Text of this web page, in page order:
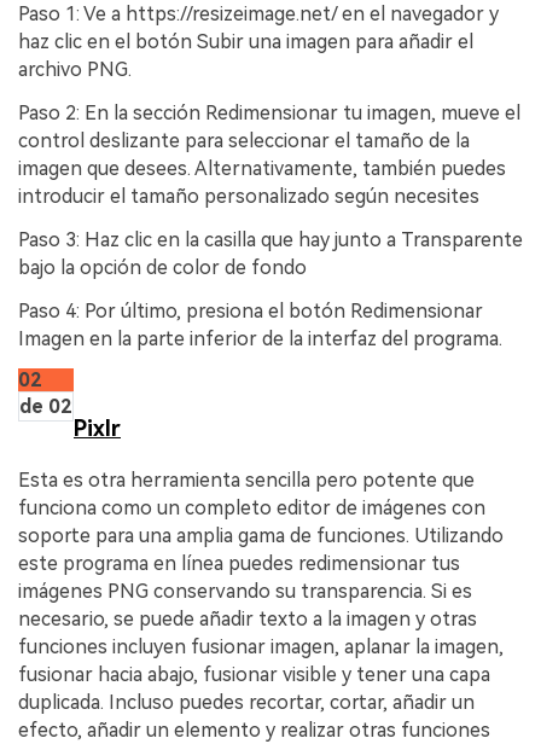
Paso 1: Ve a https://resizeimage.net/ en el navegador y
haz clic en el botón Subir una imagen para añadir el
archivo PNG.
Paso 2: En la sección Redimensionar tu imagen, mueve el
control deslizante para seleccionar el tamaño de la
imagen que desees. Alternativamente, también puedes
introducir el tamaño personalizado según necesites
Paso 3: Haz clic en la casilla que hay junto a Transparente
bajo la opción de color de fondo
Paso 4: Por último, presiona el botón Redimensionar
Imagen en la parte inferior de la interfaz del programa.
02
de 02
Pixlr
Esta es otra herramienta sencilla pero potente que
funciona como un completo editor de imágenes con
soporte para una amplia gama de funciones. Utilizando
este programa en línea puedes redimensionar tus
imágenes PNG conservando su transparencia. Si es
necesario, se puede añadir texto a la imagen y otras
funciones incluyen fusionar imagen, aplanar la imagen,
fusionar hacia abajo, fusionar visible y tener una capa
duplicada. Incluso puedes recortar, cortar, añadir un
efecto, añadir un elemento y realizar otras funciones